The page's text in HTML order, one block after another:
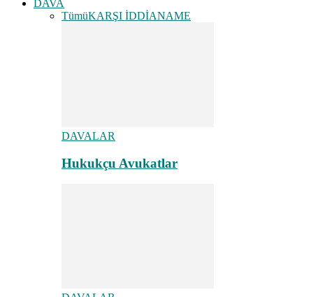
DAVA
TümüKARŞI İDDİANAME
DAVALAR
Hukukçu Avukatlar